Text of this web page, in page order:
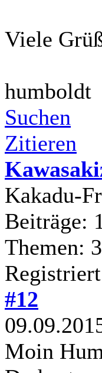
Viele
humboldt
Suchen
Zitieren
Kakadu-
Beiträge:
Themen: 3
#12
Moin